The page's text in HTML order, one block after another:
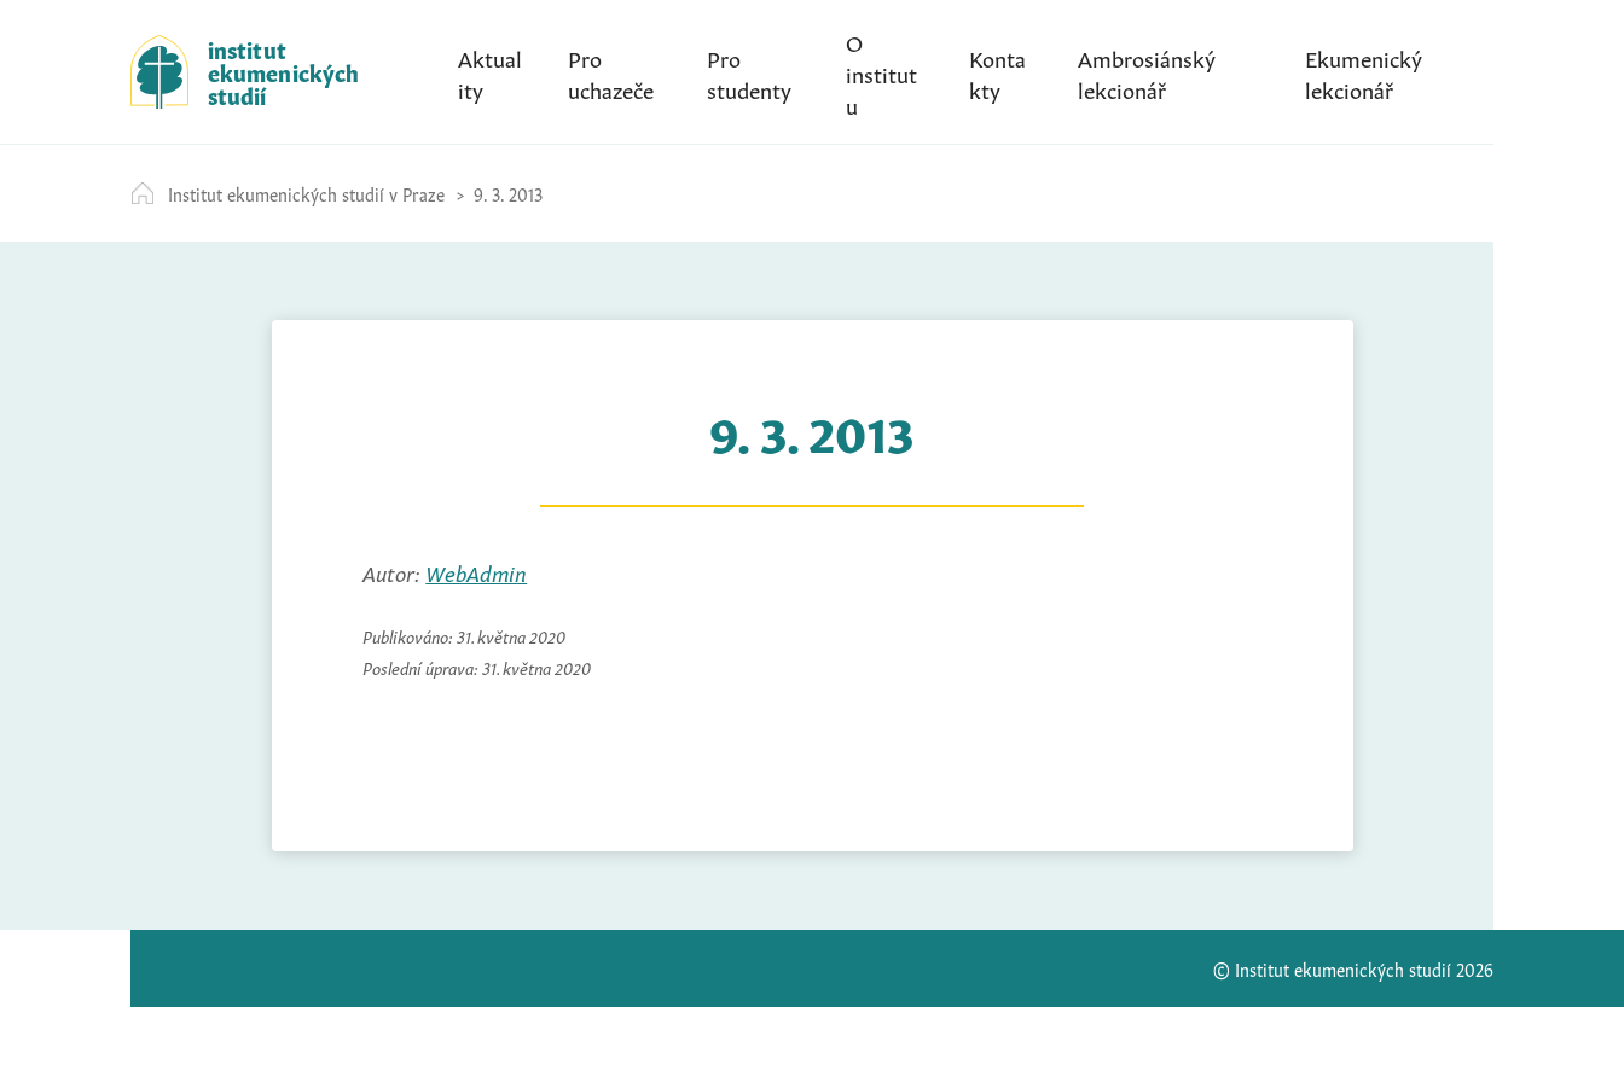
k
i
p
t
c
o
institut
ekumenických
studií
Aktual
ity
Pro
uchazeče
Pro
studenty
O
institut
u
Konta
kty
Ambrosiánský
lekcionář
Ekumenický
lekcionář
Institut ekumenických studií v Praze 9. 3. 2013
9. 3. 2013
Autor: WebAdmin
Publikováno: 31. května 2020
Poslední úprava: 31. května 2020
© Institut ekumenických studií 2026